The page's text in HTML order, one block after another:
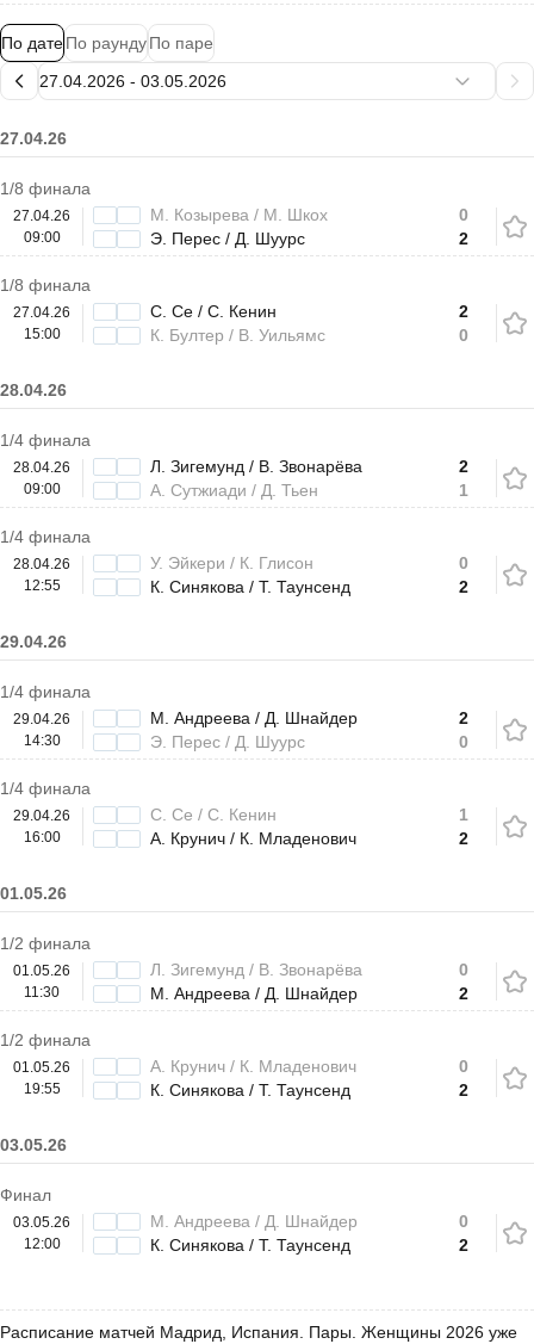
По датеПо раундуПо паре
27.04.26
1/8 финала
27.04.26
09:00
М. Козырева / М. Шкох
Э. Перес / Д. Шуурс
0
2
1/8 финала
27.04.26
15:00
С. Се / С. Кенин
К. Бултер / В. Уильямс
2
0
28.04.26
1/4 финала
28.04.26
09:00
Л. Зигемунд / В. Звонарёва
А. Сутжиади / Д. Тьен
2
1
1/4 финала
28.04.26
12:55
У. Эйкери / К. Глисон
К. Синякова / Т. Таунсенд
0
2
29.04.26
1/4 финала
29.04.26
14:30
М. Андреева / Д. Шнайдер
Э. Перес / Д. Шуурс
2
0
1/4 финала
29.04.26
16:00
С. Се / С. Кенин
А. Крунич / К. Младенович
1
2
01.05.26
1/2 финала
01.05.26
11:30
Л. Зигемунд / В. Звонарёва
М. Андреева / Д. Шнайдер
0
2
1/2 финала
01.05.26
19:55
А. Крунич / К. Младенович
К. Синякова / Т. Таунсенд
0
2
03.05.26
Финал
03.05.26
12:00
М. Андреева / Д. Шнайдер
К. Синякова / Т. Таунсенд
0
2
Расписание матчей Мадрид, Испания. Пары. Женщины 2026 уже